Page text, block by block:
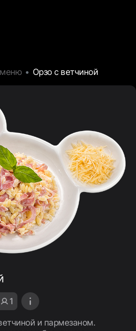
Орзо с ветчиной
1
и пармезаном.